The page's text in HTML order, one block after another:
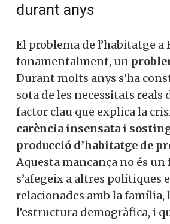
durant anys
El problema de l’habitatge a
fonamentalment, un
Durant molts anys s’ha
sota de les necessitats reals
factor clau que explica la
carència insensata i
producció d’habitatge de
Aquesta mancança no és
s’afegeix a altres polítiques
relacionades amb la
l’estructura demogràfica, i